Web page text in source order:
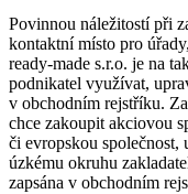
Povinnou náležitostí při
kontaktní místo pro
ready-made s.r.o. je na
podnikatel využívat,
v obchodním rejstříku.
chce zakoupit akciovou
či evropskou společnost,
úzkému okruhu
zapsána v obchodním